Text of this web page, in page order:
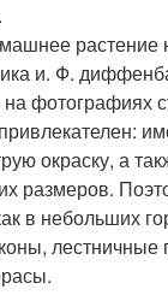
растение
и. Ф.
на фотографиях
окраску, а
размеров.
в небольших
лестничные